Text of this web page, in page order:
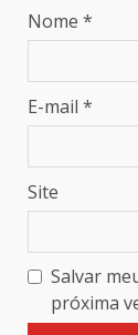
Nome *
E-mail *
Site
Salvar
próxima